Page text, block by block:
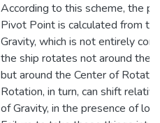
According to this scheme, the
Pivot Point is calculated from
Gravity, which is not entirely
the ship rotates not around the
but around the Center of
Rotation, in turn, can shift
of Gravity, in the presence of